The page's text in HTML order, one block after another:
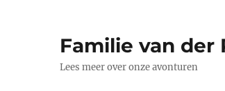
Familie van der
Lees meer over onze avonturen